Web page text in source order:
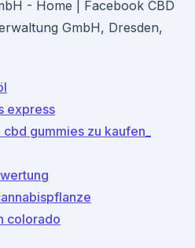
- Home | Facebook CBD
GmbH, Dresden,
express
gummies zu kaufen_
colorado